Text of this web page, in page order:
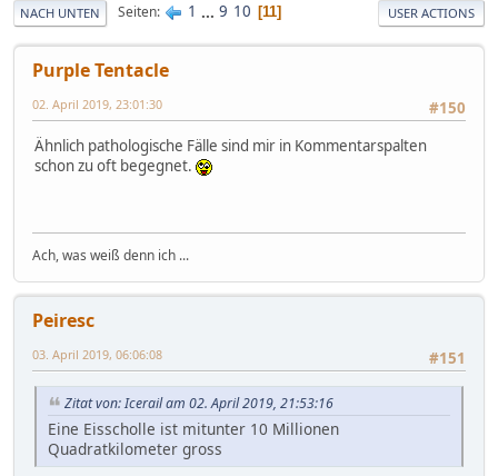
NACH UNTEN Seiten 1 ... 9 10 11 USER ACTIONS
Purple Tentacle
#150
02. April 2019, 23:01:30
Ähnlich pathologische Fälle sind mir in Kommentarspalten
schon zu oft begegnet.
Ach, was weiß denn ich ...
Peiresc
#151
03. April 2019, 06:06:08
Zitat von: Icerail am 02. April 2019, 21:53:16
Eine Eisscholle ist mitunter 10 Millionen
Quadratkilometer gross